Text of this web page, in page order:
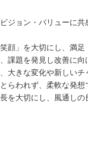
ジョン・バリューに
顔」を大切にし、満
課題を発見し改善に
大きな変化や新しい
らわれず、柔軟な発
を大切にし、風通し